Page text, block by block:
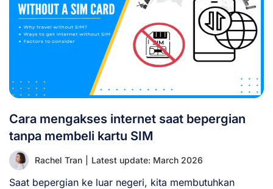
Cara mengakses internet saat bepergian
tanpa membeli kartu SIM
Rachel Tran Latest update: March 2026
Saat bepergian ke luar negeri, kita membutuhkan